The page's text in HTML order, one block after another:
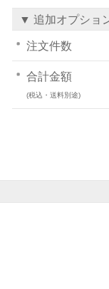
▼ 追加オプショ
注文件数
合計金額
(税込・送料別途)